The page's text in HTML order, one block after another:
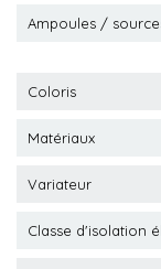
Ampoules /
Coloris
Matériaux
Variateur
Classe d'isolation